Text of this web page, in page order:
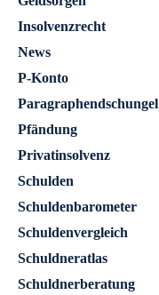
Insolvenzrecht
News
P-Konto
Paragraphendschungel
Pfändung
Privatinsolvenz
Schulden
Schuldenbarometer
Schuldenvergleich
Schuldneratlas
Schuldnerberatung